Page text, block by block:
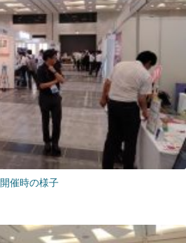
開催時の様子